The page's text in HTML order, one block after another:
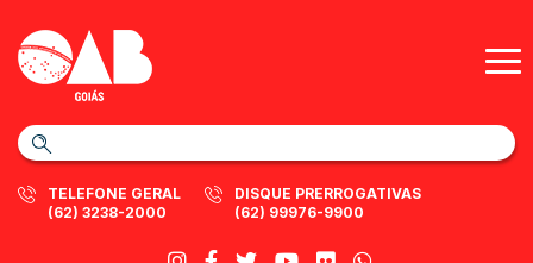
TELEFONE GERAL
(62) 3238-2000
DISQUE PRERROGATIVAS
(62) 99976-9900